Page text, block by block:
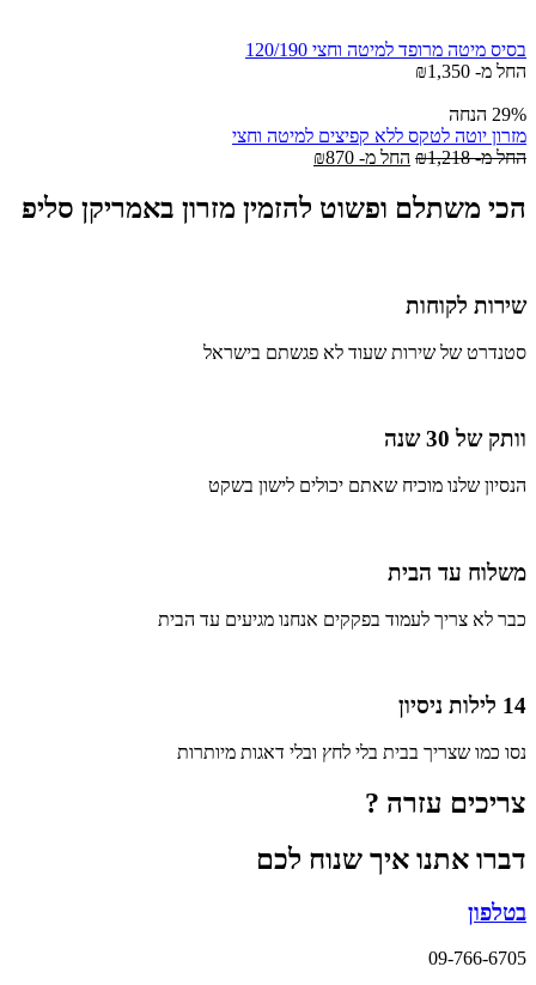
בסיס מיטה מרופד למיטה וחצי 120/190
החל מ-
₪1,350
29% הנחה
מזרון יוטה לטקס ללא קפיצים למיטה וחצי
החל מ-
₪1,218 החל מ- ₪870
הכי משתלם ופשוט להזמין מזרון באמריקן סליפ
שירות לקוחות
סטנדרט של שירות שעוד לא פגשתם בישראל
וותק של 30 שנה
הנסיון שלנו מוכיח שאתם יכולים לישון בשקט
משלוח עד הבית
כבר לא צריך לעמוד בפקקים אנחנו מגיעים עד הבית
14 לילות ניסיון
נסו כמו שצריך בבית בלי לחץ ובלי דאגות מיותרות
צריכים עזרה ?
דברו אתנו איך שנוח לכם
בטלפון
09-766-6705